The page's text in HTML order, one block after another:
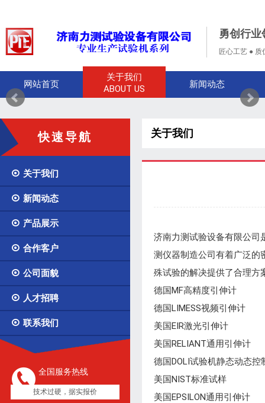
勇创行业
匠心工艺 ● 质
网站首页
关于我们
ABOUT US
新闻动态
快速导航
 关于我们
 新闻动态
 产品展示
 合作客户
 公司面貌
 人才招聘
 联系我们
全国服务热线
技术过硬，据实报价
关于我们
济南力测试验设备有限公司
测仪器制造公司有着广泛的
殊试验的解决提供了合理方
德国MF高精度引伸计
德国LIMESS视频引伸计
美国EIR激光引伸计
美国RELIANT通用引伸计
德国DOLI试验机静态动态控
美国NIST标准试样
美国EPSILON通用引伸计